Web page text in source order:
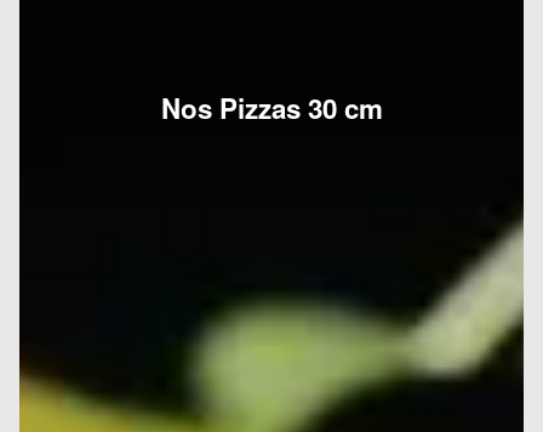
Nos Pizzas 30 cm